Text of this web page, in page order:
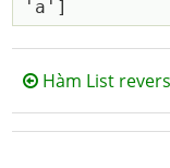
Hàm List